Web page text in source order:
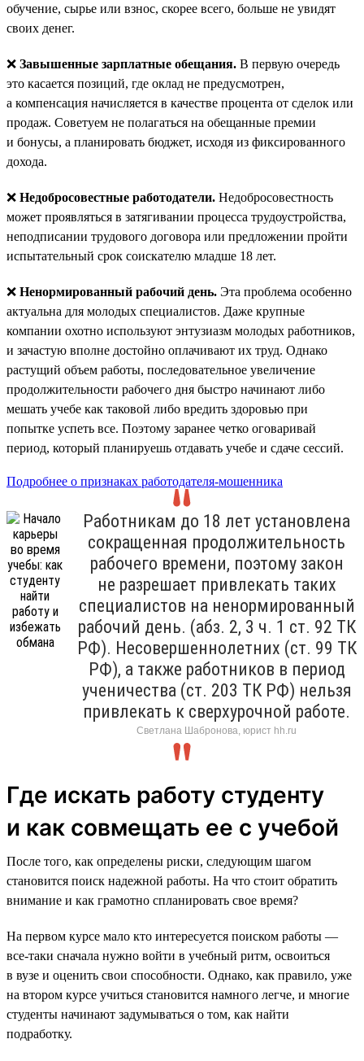
обучение, сырье или взнос, скорее всего, больше не увидят
своих денег.
❌ Завышенные зарплатные обещания. В первую очередь
это касается позиций, где оклад не предусмотрен,
а компенсация начисляется в качестве процента от сделок или
продаж. Советуем не полагаться на обещанные премии
и бонусы, а планировать бюджет, исходя из фиксированного
дохода.
❌ Недобросовестные работодатели. Недобросовестность
может проявляться в затягивании процесса трудоустройства,
неподписании трудового договора или предложении пройти
испытательный срок соискателю младше 18 лет.
❌ Ненормированный рабочий день. Эта проблема особенно
актуальна для молодых специалистов. Даже крупные
компании охотно используют энтузиазм молодых работников,
и зачастую вполне достойно оплачивают их труд. Однако
растущий объем работы, последовательное увеличение
продолжительности рабочего дня быстро начинают либо
мешать учебе как таковой либо вредить здоровью при
попытке успеть все. Поэтому заранее четко оговаривай
период, который планируешь отдавать учебе и сдаче сессий.
Подробнее о признаках работодателя-мошенника
Работникам до 18 лет установлена
сокращенная продолжительность
рабочего времени, поэтому закон
не разрешает привлекать таких
специалистов на ненормированный
рабочий день. (абз. 2, 3 ч. 1 ст. 92 ТК
РФ). Несовершеннолетних (ст. 99 ТК
РФ), а также работников в период
ученичества (ст. 203 ТК РФ) нельзя
привлекать к сверхурочной работе.
Светлана Шабронова, юрист hh.ru
Где искать работу студенту
и как совмещать ее с учебой
После того, как определены риски, следующим шагом
становится поиск надежной работы. На что стоит обратить
внимание и как грамотно спланировать свое время?
На первом курсе мало кто интересуется поиском работы —
все-таки сначала нужно войти в учебный ритм, освоиться
в вузе и оценить свои способности. Однако, как правило, уже
на втором курсе учиться становится намного легче, и многие
студенты начинают задумываться о том, как найти
подработку.